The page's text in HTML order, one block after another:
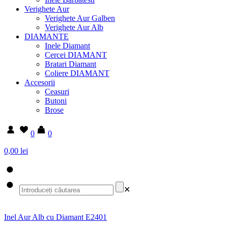
Verighete Aur
Verighete Aur Galben
Verighete Aur Alb
DIAMANTE
Inele Diamant
Cercei DIAMANT
Bratari Diamant
Coliere DIAMANT
Accesorii
Ceasuri
Butoni
Brose
0
0
0,00 lei
✕
Inel Aur Alb cu Diamant E2401